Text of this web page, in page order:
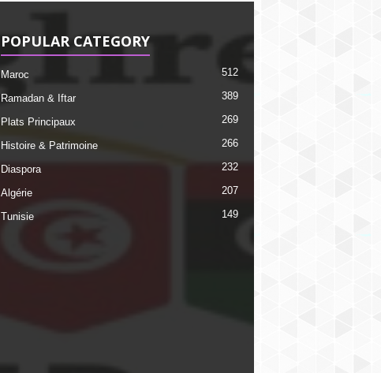
POPULAR CATEGORY
Maroc 512
Ramadan & Iftar 389
Plats Principaux 269
Histoire & Patrimoine 266
Diaspora 232
Algérie 207
Tunisie 149